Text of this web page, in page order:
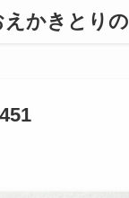
えかきとりの